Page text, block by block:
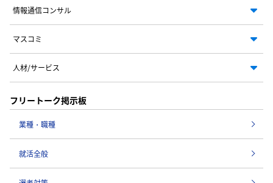
情報通信コンサル
マスコミ
人材/サービス
フリートーク掲示板
業種・職種
就活全般